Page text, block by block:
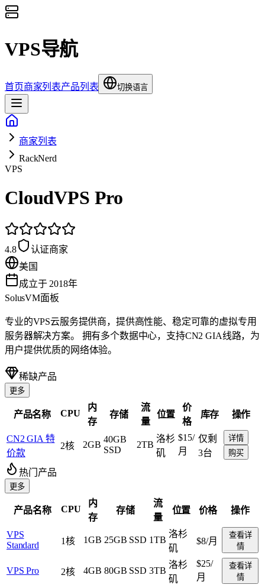
VPS导航
首页商家列表产品列表 切换语言
商家列表
RackNerd
VPS
CloudVPS Pro
4.8
认证商家
美国
成立于 2018年
SolusVM面板
专业的VPS云服务提供商，提供高性能、稳定可靠的虚拟专用
服务器解决方案。 拥有多个数据中心，支持CN2 GIA线路，为
用户提供优质的网络体验。
稀缺产品
更多
产品名称 CPU
内
存
存储
流
量
位置
价
格
库存 操作
CN2 GIA 特
价款
2核 2GB
40GB
SSD
2TB
洛杉
矶
$15/
月
仅剩
3台
详情
购买
热门产品
更多
产品名称 CPU
内
存
存储
流
量
位置 价格 操作
VPS
Standard
1核 1GB 25GB SSD 1TB
洛杉
矶
$8/月
查看详
情
VPS Pro 2核 4GB 80GB SSD 3TB
洛杉
矶
$25/
月
查看详
情